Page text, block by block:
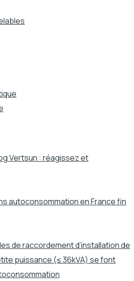
Vertsun : réagissez et
autoconsommation en France fin
de raccordement d’installation de
puissance (≤ 36kVA) se font